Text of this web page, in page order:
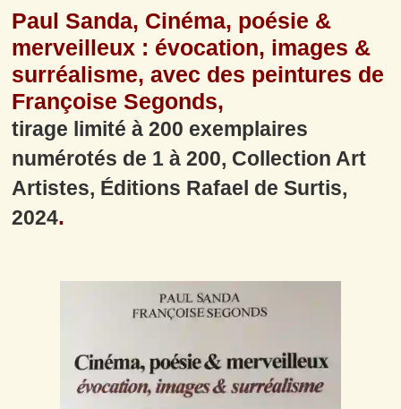
Paul Sanda, Cinéma, poésie &
merveilleux : évocation, images &
surréalisme, avec des peintures de
Françoise Segonds,
tirage limité à 200 exemplaires
numérotés de 1 à 200, Collection Art
Artistes, Éditions Rafael de Surtis,
2024.